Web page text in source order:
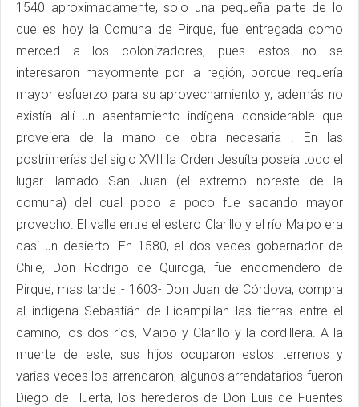
1540 aproximadamente, solo una pequeña parte de lo
que es hoy la Comuna de Pirque, fue entregada como
merced a los colonizadores, pues estos no se
interesaron mayormente por la región, porque requería
mayor esfuerzo para su aprovechamiento y, además no
existía allí un asentamiento indígena considerable que
proveiera de la mano de obra necesaria . En las
postrimerías del siglo XVII la Orden Jesuíta poseía todo el
lugar llamado San Juan (el extremo noreste de la
comuna) del cual poco a poco fue sacando mayor
provecho. El valle entre el estero Clarillo y el río Maipo era
casi un desierto. En 1580, el dos veces gobernador de
Chile, Don Rodrigo de Quiroga, fue encomendero de
Pirque, mas tarde - 1603- Don Juan de Córdova, compra
al indígena Sebastián de Licampillan las tierras entre el
camino, los dos ríos, Maipo y Clarillo y la cordillera. A la
muerte de este, sus hijos ocuparon estos terrenos y
varias veces los arrendaron, algunos arrendatarios fueron
Diego de Huerta, los herederos de Don Luis de Fuentes